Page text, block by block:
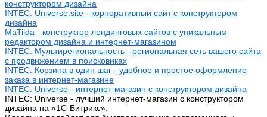
конструктором дизайна
INTEC: Universe.site - корпоративный сайт с конструктором
дизайна
MaTilda - конструктор лендинговых сайтов с уникальным
редактором дизайна и интернет-магазином
INTEC: Мультирегиональность - региональная сеть вашего сайта
с продвижением в поисковиках
INTEC: Корзина в один шаг - удобное и простое оформление
заказа в интернет-магазине
INTEC: Universe - интернет-магазин с конструктором дизайна
INTEC: Universe - лучший интернет-магазин с конструктором
дизайна на «1C-Битрикс».